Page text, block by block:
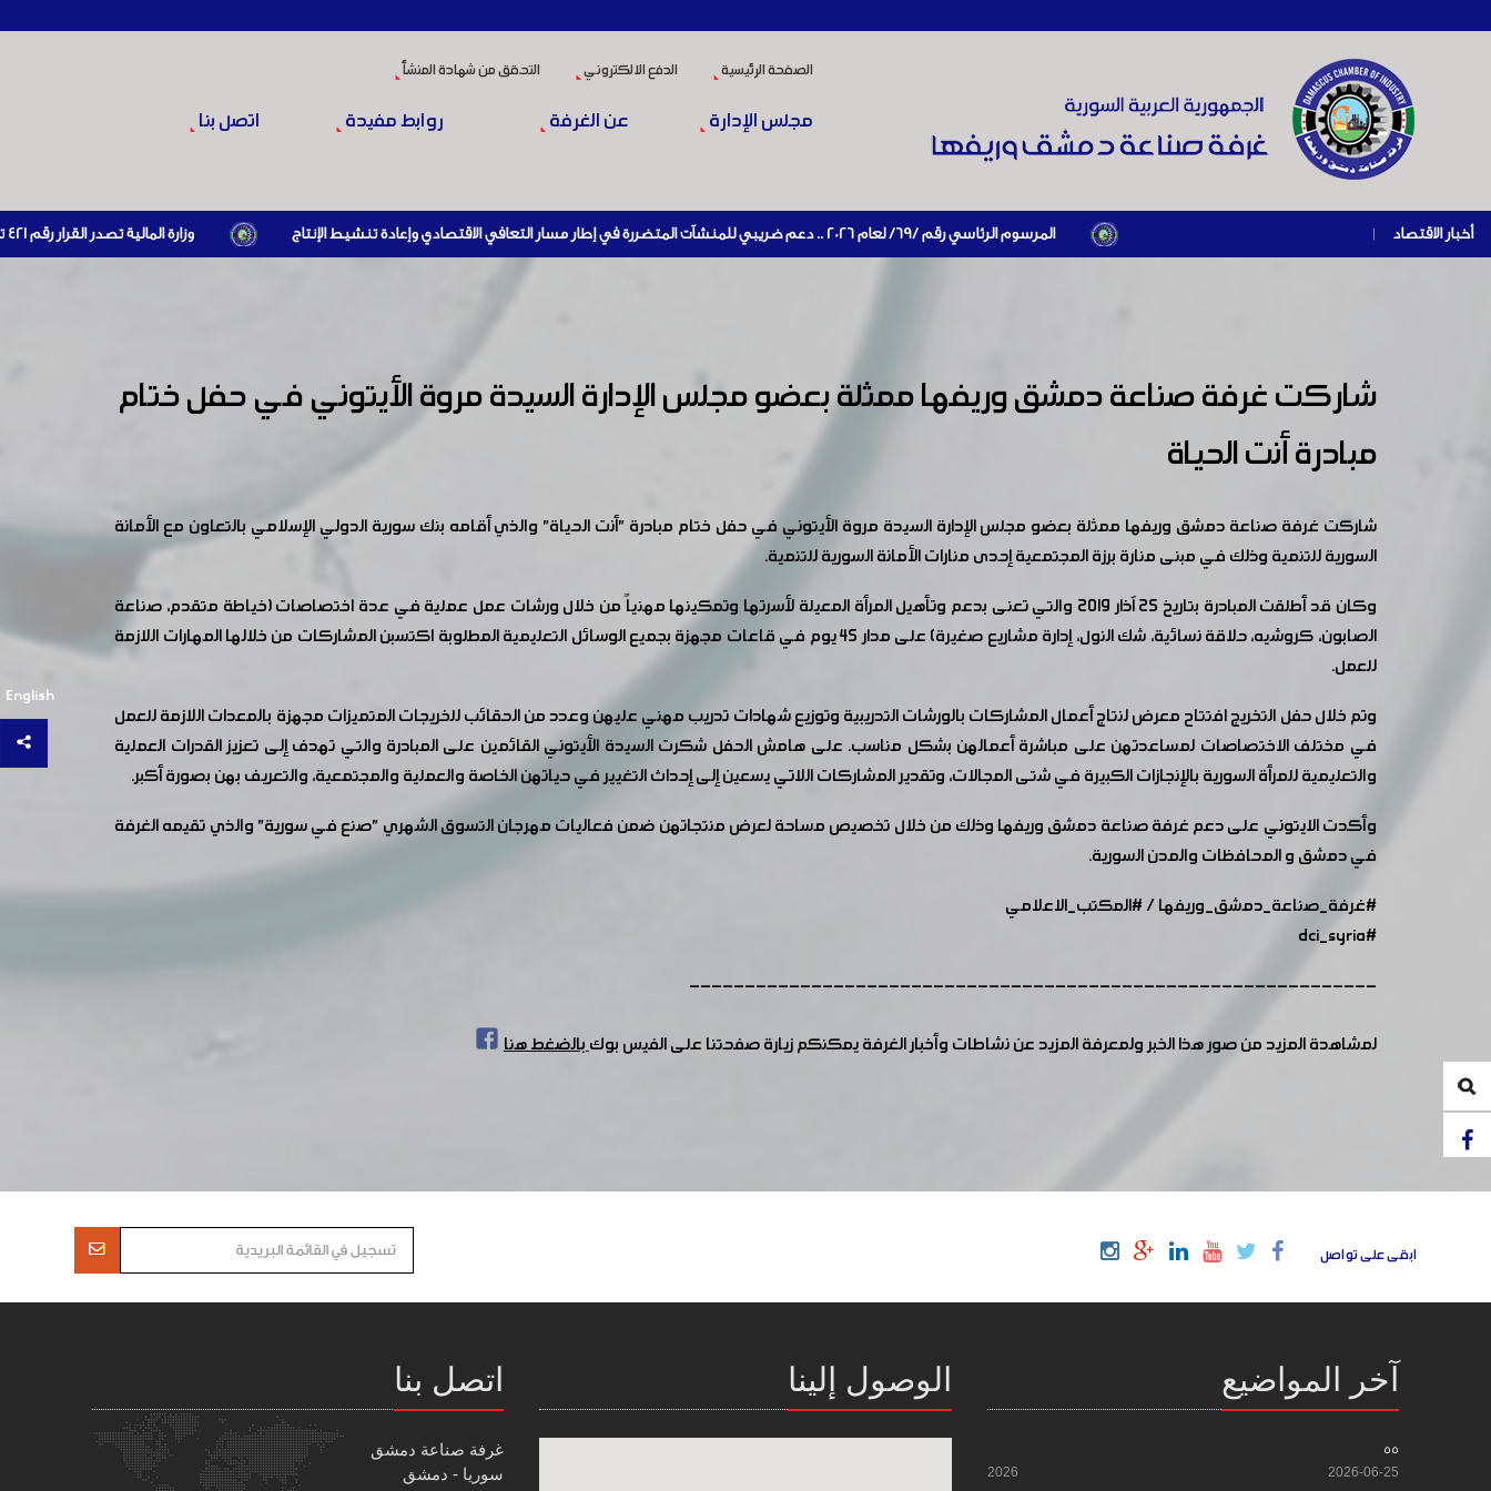
الصفحة الرئيسية الدفع الالكتروني التحقق من شهادة المنشأ
مجلس الإدارة عن الغرفة روابط مفيدة اتصل بنا
أخبار الاقتصاد | المرسوم الرئاسي رقم /69/ لعام 2026 .. دعم ضريبي للمنشآت المتضررة في إطار مسار التعافي الاقتصادي وإعادة تنشيط الإنتاج وزارة المالية تصدر القرار رقم 421 تاريخ 24/3/2026 المتضمن الزام المستوردين بإبراز براءة ذمة مالية سارية صادرة عن الهيئة العامة للضرائب والرسوم أو مديرياتها عند القيام بعمليات الاستيراد
English
شاركت غرفة صناعة دمشق وريفها ممثلة بعضو مجلس الإدارة السيدة مروة الأيتوني في حفل ختام
مبادرة أنت الحياة
شاركت غرفة صناعة دمشق وريفها ممثلة بعضو مجلس الإدارة السيدة مروة الأيتوني في حفل ختام مبادرة "أنت الحياة" والذي أقامه بنك سورية الدولي الإسلامي بالتعاون مع الأمانة
السورية للتنمية وذلك في مبنى منارة برزة المجتمعية إحدى منارات الأمانة السورية للتنمية.
وكان قد أطلقت المبادرة بتاريخ 25 آذار 2019 والتي تعنى بدعم وتأهيل المرأة المعيلة لأسرتها وتمكينها مهنياً من خلال ورشات عمل عملية في عدة اختصاصات (خياطة متقدم، صناعة
الصابون، كروشيه، حلاقة نسائية، شك النول، إدارة مشاريع صغيرة) على مدار 45 يوم في قاعات مجهزة بجميع الوسائل التعليمية المطلوبة اكتسبن المشاركات من خلالها المهارات اللازمة
للعمل.
وتم خلال حفل التخريج افتتاح معرض لنتاج أعمال المشاركات بالورشات التدريبية وتوزيع شهادات تدريب مهني عليهن وعدد من الحقائب للخريجات المتميزات مجهزة بالمعدات اللازمة للعمل
في مختلف الاختصاصات لمساعدتهن على مباشرة أعمالهن بشكل مناسب. على هامش الحفل شكرت السيدة الأيتوني القائمين على المبادرة والتي تهدف إلى تعزيز القدرات العملية
والتعليمية للمرأة السورية بالإنجازات الكبيرة في شتى المجالات، وتقدير المشاركات اللاتي يسعين إلى إحداث التغيير في حياتهن الخاصة والعملية والمجتمعية، والتعريف بهن بصورة أكبر.
وأكدت الايتوني على دعم غرفة صناعة دمشق وريفها وذلك من خلال تخصيص مساحة لعرض منتجاتهن ضمن فعاليات مهرجان التسوق الشهري "صنع في سورية" والذي تقيمه الغرفة
في دمشق و المحافظات والمدن السورية.
#غرفة_صناعة_دمشق_وريفها/#المكتب_الاعلامي
#dci_syria
--------------------------------------------------------------
لمشاهدة المزيد من صور هذا الخبر ولمعرفة المزيد عن نشاطات وأخبار الغرفة يمكنكم زيارة صفحتنا على الفيس بوكبالضغط هنا
ابقى على تواصل
آخر المواضيع
55
2026-06-25
2026
الوصول إلينا اتصل بنا
غرفة صناعة دمشق
سوريا - دمشق